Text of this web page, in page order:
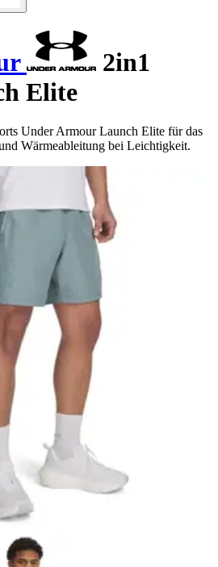
2in1
Elite
Under Armour Launch Elite für das
Wärmeableitung bei Leichtigkeit.